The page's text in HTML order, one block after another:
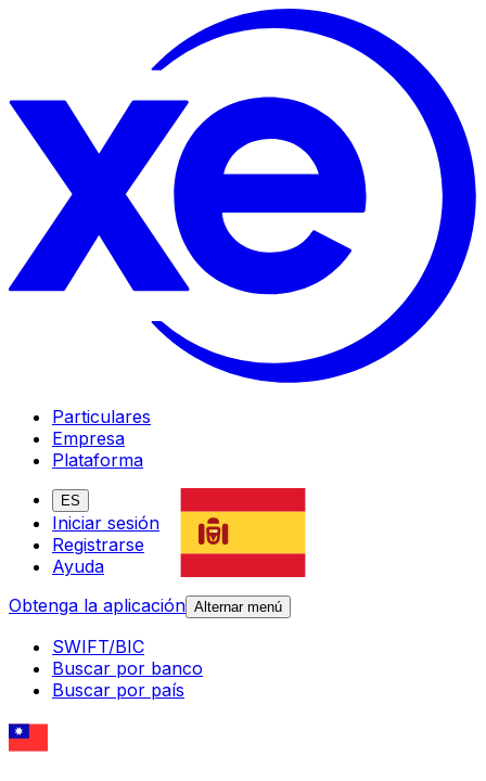
Particulares
Empresa
Plataforma
ES
Iniciar sesión
Registrarse
Ayuda
Obtenga la aplicación Alternar menú
SWIFT/BIC
Buscar por banco
Buscar por país